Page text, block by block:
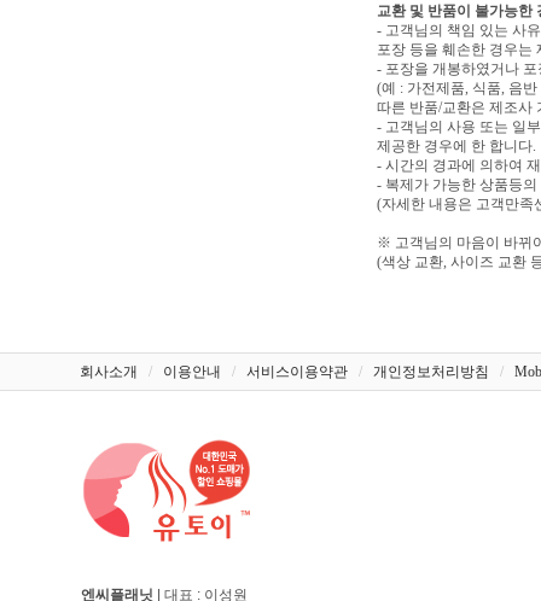
교환 및 반품이 불가능한
- 고객님의 책임 있는 사
포장 등을 훼손한 경우는
- 포장을 개봉하였거나
(예 : 가전제품, 식품, 음
따른 반품/교환은 제조사
- 고객님의 사용 또는 일
제공한 경우에 한 합니다.
- 시간의 경과에 의하여
- 복제가 가능한 상품등
(자세한 내용은 고객만족
※ 고객님의 마음이 바뀌
(색상 교환, 사이즈 교환
회사소개 / 이용안내 / 서비스이용약관 / 개인정보처리방침 /
엔씨플래닛 | 대표 : 이성원